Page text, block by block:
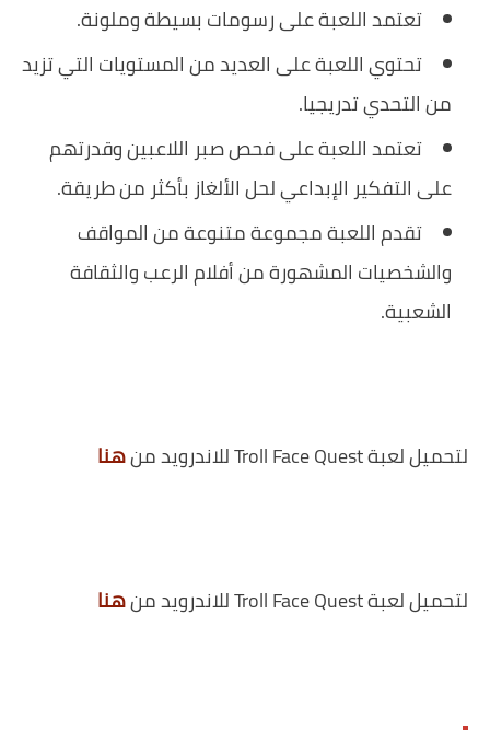
تعتمد اللعبة على رسومات بسيطة وملونة.
تحتوي اللعبة على العديد من المستويات التي تزيد
من التحدي تدريجيا.
تعتمد اللعبة على فحص صبر اللاعبين وقدرتهم
على التفكير الإبداعي لحل الألغاز بأكثر من طريقة.
تقدم اللعبة مجموعة متنوعة من المواقف
والشخصيات المشهورة من أفلام الرعب والثقافة
الشعبية.
لتحميل لعبة Troll Face Quest للاندرويد من هنا
لتحميل لعبة Troll Face Quest للاندرويد من هنا